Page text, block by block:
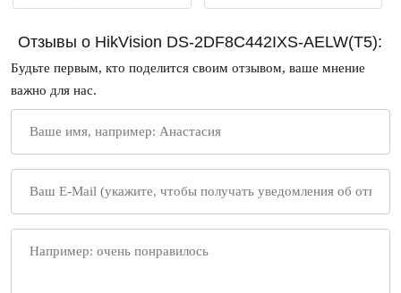
Отзывы о HikVision DS-2DF8C442IXS-AELW(T5):
Будьте первым, кто поделится своим отзывом, ваше мнение
важно для нас.